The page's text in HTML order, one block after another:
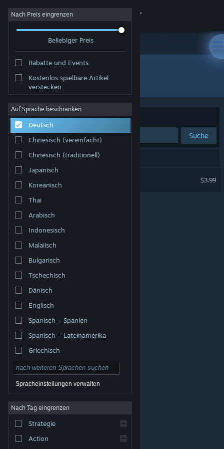
Anmelden
Info
Support
Sprache ändern
Steam-Mobile-App herunterladen
Desktopversion anzeigen
© Valve Corporation. Alle Rechte vorbehalten. Alle
USA und anderen Ländern.
Rechtliches
Barrierefreiheit
Nutzungsvertrag
Nach Preis eingrenzen
Beliebiger Preis
Rabatte und Events
Kostenlos spielbare Artikel
verstecken
Auf Sprache beschränken
Deutsch
Chinesisch (vereinfacht)
Chinesisch (traditionell)
Japanisch
Koreanisch
Thai
Arabisch
Indonesisch
Malaiisch
Bulgarisch
Tschechisch
Dänisch
Englisch
Spanisch – Spanien
Spanisch – Lateinamerika
Griechisch
Spracheinstellungen verwalten
Nach Tag eingrenzen
Strategie
Action
Entwickler: Ancient Games DS
Sortieren nach Relevanz
Suche
1 Ergebnis entspricht Ihrer Suche.
$3.99